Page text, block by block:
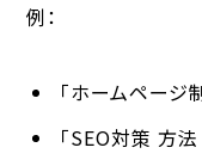
例：
「ホームページ
「SEO対策 方法